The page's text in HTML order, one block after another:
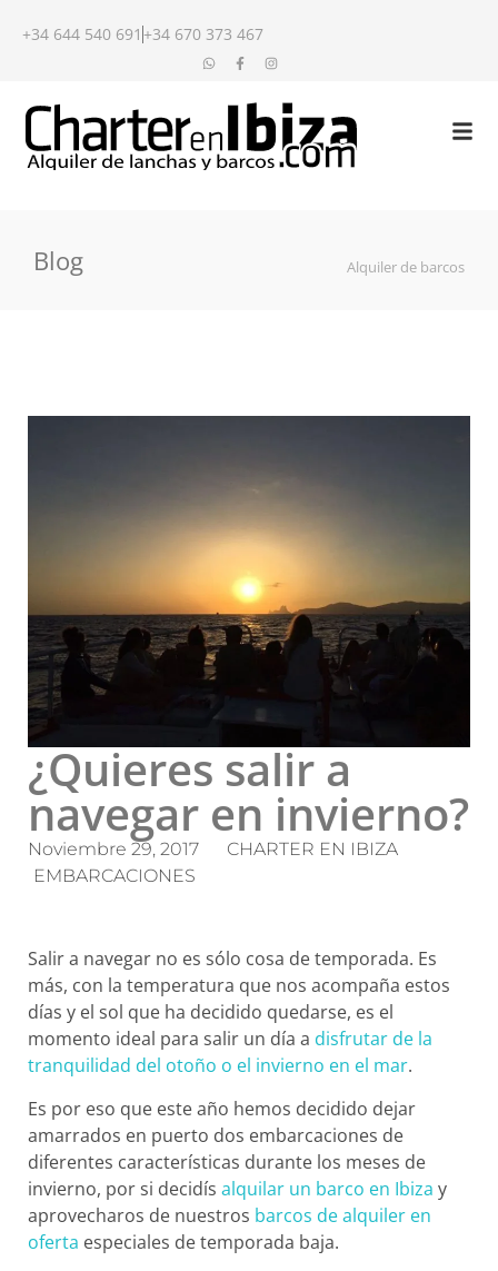
+34 644 540 691 +34 670 373 467
Blog Alquiler de barcos
¿Quieres salir a
navegar en invierno?
Noviembre 29, 2017
CHARTER EN IBIZA
EMBARCACIONES
Salir a navegar no es sólo cosa de temporada. Es
más, con la temperatura que nos acompaña estos
días y el sol que ha decidido quedarse, es el
momento ideal para salir un día a disfrutar de la
tranquilidad del otoño o el invierno en el mar.
Es por eso que este año hemos decidido dejar
amarrados en puerto dos embarcaciones de
diferentes características durante los meses de
invierno, por si decidís alquilar un barco en Ibiza y
aprovecharos de nuestros barcos de alquiler en
oferta especiales de temporada baja.